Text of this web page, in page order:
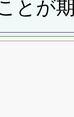
とが